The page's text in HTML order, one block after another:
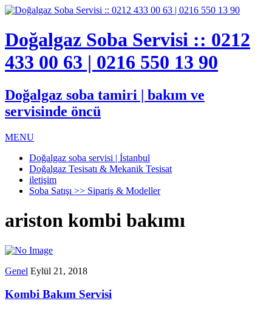
Doğalgaz Soba Servisi :: 0212
433 00 63 | 0216 550 13 90
Doğalgaz soba tamiri | bakım ve
servisinde öncü
MENU
Doğalgaz soba servisi | İstanbul
Doğalgaz Tesisatı & Mekanik Tesisat
iletişim
Soba Satışı >> Sipariş & Modeller
ariston kombi bakımı
Genel Eylül 21, 2018
Kombi Bakım Servisi